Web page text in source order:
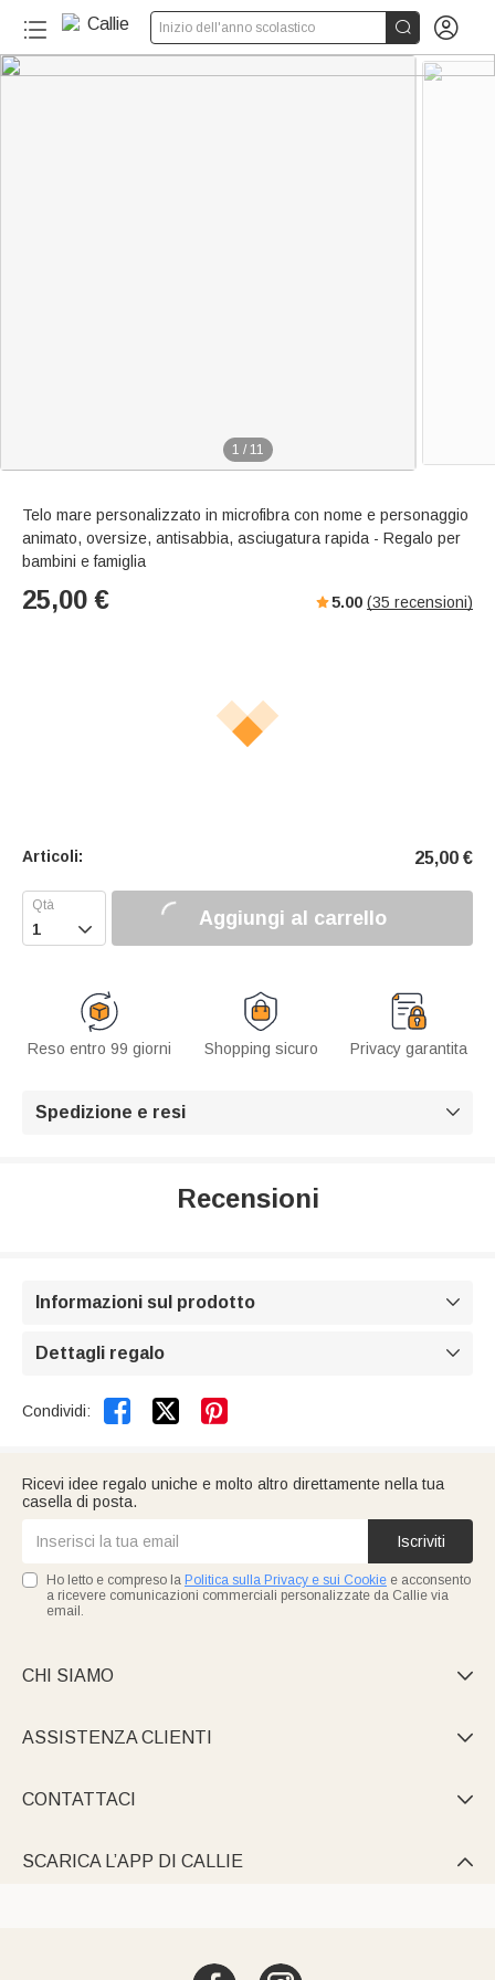
Inizio dell'anno scolastico  
1 / 11
Telo mare personalizzato in microfibra con nome e personaggio
animato, oversize, antisabbia, asciugatura rapida - Regalo per
bambini e famiglia
25,00 € 5.00 (35 recensioni)
Articoli: 25,00 €
 Aggiungi al carrello
Reso entro 99 giorni Shopping sicuro Privacy garantita
Spedizione e resi 
Recensioni
Informazioni sul prodotto 
Dettagli regalo 
Condividi:  
Ricevi idee regalo uniche e molto altro direttamente nella tua
casella di posta.
Iscriviti
Ho letto e compreso la Politica sulla Privacy e sui Cookie e acconsento
a ricevere comunicazioni commerciali personalizzate da Callie via
email.
CHI SIAMO 
ASSISTENZA CLIENTI 
CONTATTACI 
SCARICA L’APP DI CALLIE 